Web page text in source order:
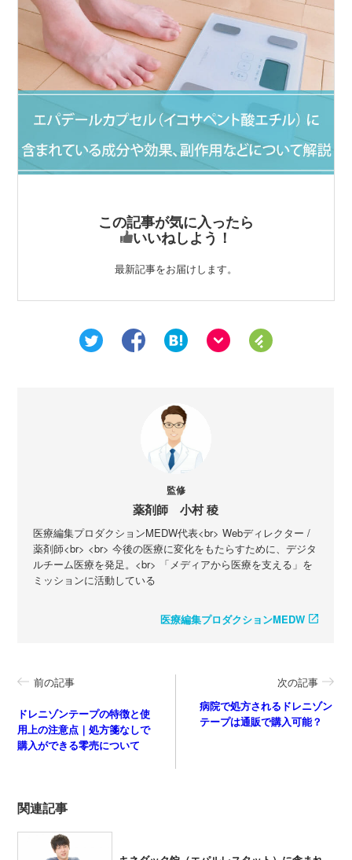
この記事が気に入ったら
いいねしよう！
最新記事をお届けします。
監修
薬剤師 小村 稜
医療編集プロダクションMEDW代表<br> Webディレクター /
薬剤師<br> <br> 今後の医療に変化をもたらすために、デジタ
ルチーム医療を発足。<br> 「メディアから医療を支える」を
ミッションに活動している
医療編集プロダクションMEDW
前の記事
ドレニゾンテープの特徴と使
用上の注意点｜処方箋なしで
購入ができる零売について
次の記事
病院で処方されるドレニゾン
テープは通販で購入可能？
関連記事